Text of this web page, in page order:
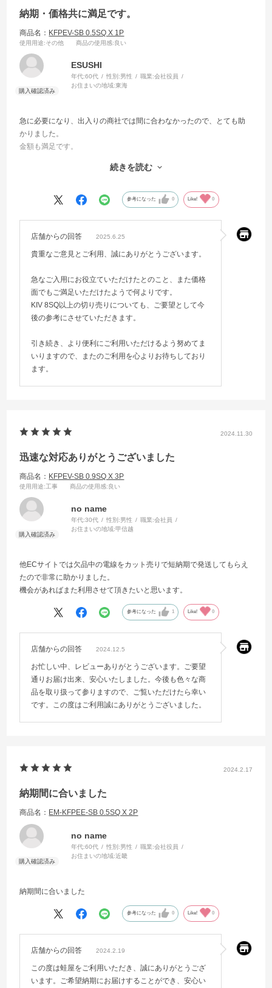
納期・価格共に満足です。
商品名： KFPEV-SB 0.5SQ X 1P
使用用途:その他 商品の使用感:良い
ESUSHI
年代:60代 性別:男性 職業:会社役員
お住まいの地域:東海
急に必要になり、出入りの商社では間に合わなかったので、とても助
かりました。
金額も満足です。
できれば、KIVの８SQ以上の切り売りもしていただけると助かります
続きを読む
参考になった 0 Like! 0
店舗からの回答 2025.6.25
貴重なご意見とご利用、誠にありがとうございます。
急なご入用にお役立ていただけたとのこと、また価格
面でもご満足いただけたようで何よりです。
KIV 8SQ以上の切り売りについても、ご要望として今
後の参考にさせていただきます。
引き続き、より便利にご利用いただけるよう努めてま
いりますので、またのご利用を心よりお待ちしており
ます。
2024.11.30
迅速な対応ありがとうございました
商品名： KFPEV-SB 0.9SQ X 3P
使用用途:工事 商品の使用感:良い
no name
年代:30代 性別:男性 職業:会社員
お住まいの地域:甲信越
他ECサイトでは欠品中の電線をカット売りで短納期で発送してもらえ
たので非常に助かりました。
機会があればまた利用させて頂きたいと思います。
参考になった 1 Like! 0
店舗からの回答 2024.12.5
お忙しい中、レビューありがとうございます。ご要望
通りお届け出来、安心いたしました。今後も色々な商
品を取り扱って参りますので、ご覧いただけたら幸い
です。この度はご利用誠にありがとうございました。
2024.2.17
納期間に合いました
商品名： EM-KFPEE-SB 0.5SQ X 2P
no name
年代:60代 性別:男性 職業:会社役員
お住まいの地域:近畿
納期間に合いました
参考になった 0 Like! 0
店舗からの回答 2024.2.19
この度は蛙屋をご利用いただき、誠にありがとうござ
います。ご希望納期にお届けすることができ、安心い